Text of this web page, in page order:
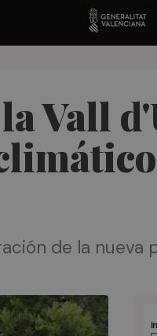
Vall
de la nueva